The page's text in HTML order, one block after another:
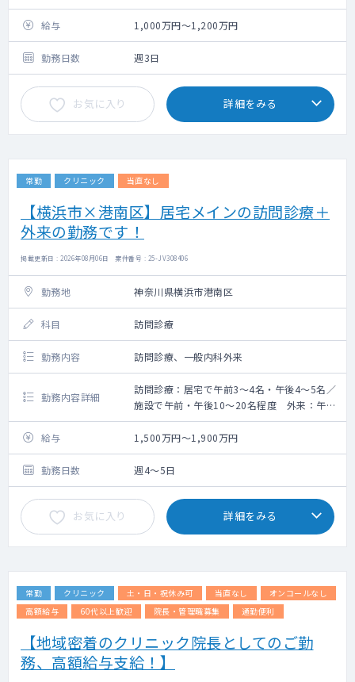
平塚院と茅ヶ崎サテライトの両方でのご勤務
になります。
給与 1,000万円～1,200万円
勤務日数 週3日
お気に入り 詳細をみる
常勤 クリニック 当直なし
【横浜市×港南区】居宅メインの訪問診療＋
外来の勤務です！
掲載更新日 : 2026年08月06日 案件番号 : 25-JV308406
勤務地 神奈川県横浜市港南区
科目 訪問診療
勤務内容 訪問診療、一般内科外来
勤務内容詳細
訪問診療：居宅で午前3～4名・午後4～5名／
施設で午前・午後10～20名程度 外来：午前
または午後で10名程度
【勤務内容】
・体制：常勤医師6名、非常勤医師3名
・訪問体制：医師1名・看護師兼ドライバー1
名の計2名体制
・訪問診療：居宅で午前3～4名・午後4～5名
／施設で午前・午後10～20名程度
・外来：午前または午後で10名程度
・【機能強化型在宅療養支援診療所】及び
・医療機器：レントゲン、エコー、顕微鏡、
心電図、聴力・視力測定
給与 1,500万円～1,900万円
勤務日数 週4～5日
お気に入り 詳細をみる
常勤 クリニック 土・日・祝休み可 当直なし
オンコールなし
高額給与
60代以上歓迎 院長・管理職募集 通勤便利
【地域密着のクリニック院長としてのご勤
務、高額給与支給！】